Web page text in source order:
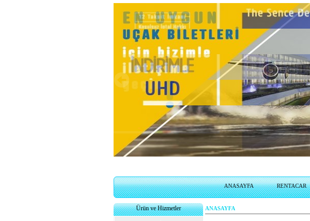
ANASAYFA RENTACAR
Ürün ve Hizmetler ANASAYFA